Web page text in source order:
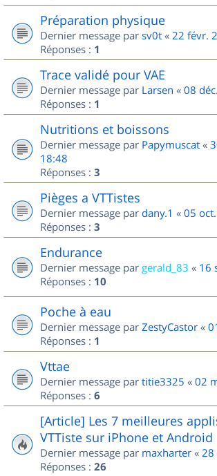
Préparation physique
Dernier message par sv0t « 22 févr.
Réponses : 1
Trace validé pour VAE
Dernier message par Larsen « 08
Réponses : 1
Nutritions et boissons
Dernier message par Papymuscat «
18:48
Réponses : 3
Pièges a VTTistes
Dernier message par dany.1 « 05
Réponses : 3
Endurance
Dernier message par gerald_83 « 16
Réponses : 10
Poche à eau
Dernier message par ZestyCastor «
Réponses : 1
Vttae
Dernier message par titie3325 « 02
Réponses : 6
[Article] Les 7 meilleures
VTTiste sur iPhone et Android
Dernier message par maxharter « 28
Réponses : 26